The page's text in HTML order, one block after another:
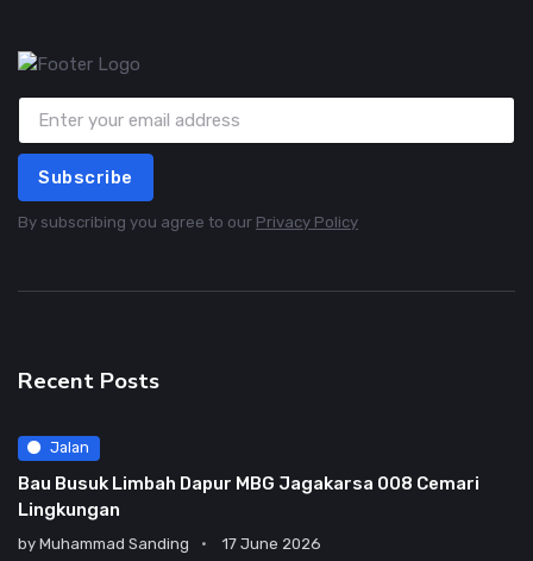
Subscribe
By subscribing you agree to our Privacy Policy
Recent Posts
Jalan
Bau Busuk Limbah Dapur MBG Jagakarsa 008 Cemari
Lingkungan
by Muhammad Sanding 17 June 2026